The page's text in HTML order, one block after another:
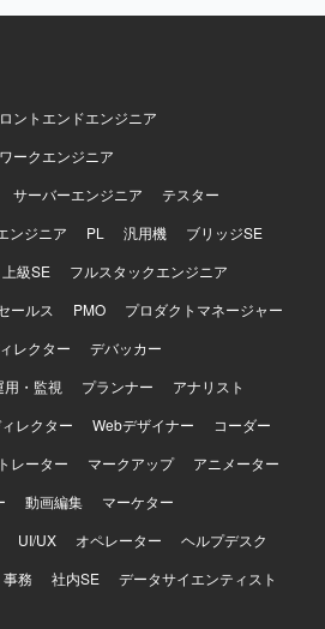
ン開発です。
ントエンドエンジニア
ークエンジニア
サーバーエンジニア
テスター
ンジニア PL 汎用機
ブリッジSE
上級SE
フルスタックエンジニア
ールス PMO
プロダクトマネージャー
レクター
デバッカー
用・監視 プランナー
アナリスト
レクター Webデザイナー
コーダー
レーター マークアップ
アニメーター
動画編集
マーケター
UI/UX オペレーター
ヘルプデスク
事務 社内SE
データサイエンティスト